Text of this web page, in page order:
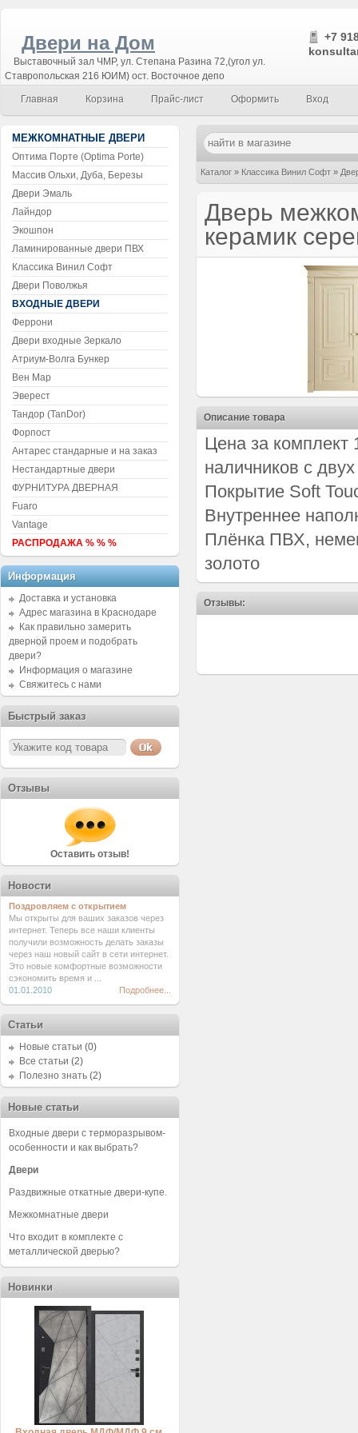
Двери на Дом
Выставочный зал ЧМР, ул. Степана Разина 72,(угол ул.
Ставропольская 216 ЮИМ) ост. Восточное депо
+7
Главная Корзина Прайс-лист Оформить Вход
Каталог » Классика Винил Софт »
Дверь
керамик
Описание товара
Цена за комплект
наличников с
Покрытие Soft
Внутреннее
Плёнка ПВХ,
золото
Отзывы:
МЕЖКОМНАТНЫЕ ДВЕРИ
Оптима Порте (Optima Porte)
Массив Ольхи, Дуба, Березы
Двери Эмаль
Лайндор
Экошпон
Ламинированные двери ПВХ
Классика Винил Софт
Двери Поволжья
ВХОДНЫЕ ДВЕРИ
Феррони
Двери входные Зеркало
Атриум-Волга Бункер
Вен Мар
Эверест
Тандор (TanDor)
Форпост
Антарес стандарные и на заказ
Нестандартные двери
ФУРНИТУРА ДВЕРНАЯ
Fuaro
Vantage
РАСПРОДАЖА % % %
Информация
Доставка и установка
Адрес магазина в Краснодаре
Как правильно замерить
дверной проем и подобрать
двери?
Информация о магазине
Свяжитесь с нами
Быстрый заказ
Отзывы
Оставить отзыв!
Новости
Поздровляем с открытием
Мы открыты для ваших заказов через
интернет. Теперь все наши клиенты
получили возможность делать заказы
через наш новый сайт в сети интернет.
Это новые комфортные возможности
сэкономить время и ...
01.01.2010
Подробнее...
Статьи
Новые статьи (0)
Все статьи (2)
Полезно знать (2)
Новые статьи
Входные двери с терморазрывом-
особенности и как выбрать?
Двери
Раздвижные откатные двери-купе.
Межкомнатные двери
Что входит в комплекте с
металлической дверью?
Новинки